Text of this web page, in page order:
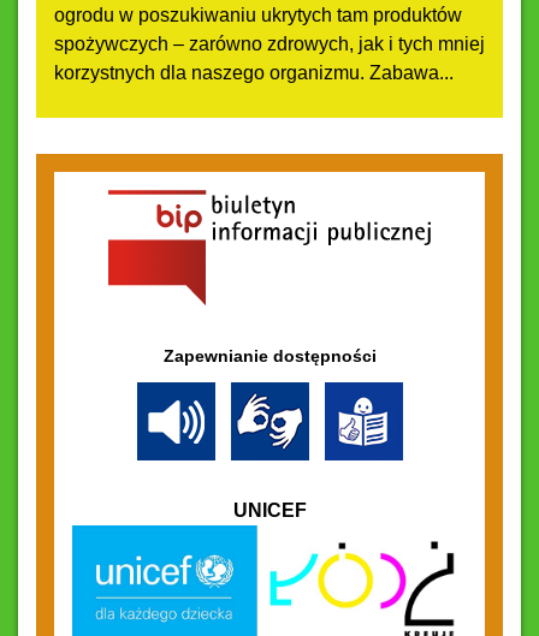
Zapewnianie dostępności
UNICEF
ogrodu w poszukiwaniu ukrytych tam produktów
spożywczych – zarówno zdrowych, jak i tych mniej
korzystnych dla naszego organizmu. Zabawa...